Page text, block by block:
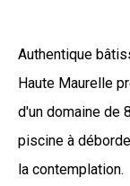
Authentique
Haute Maurelle
d'un domaine de
piscine à
la contemplation.